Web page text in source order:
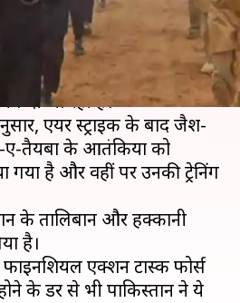
के बाद पाकिस्तानी आतंकवादियों
दी जा रही है।
एयर स्ट्राइक के बाद जैश-
तैयबा के आतंकियों को
गया है और वहीं पर उनकी ट्रेनिंग
के तालिबान और हक्कानी
है।
फाइनेंशियल एक्शन टास्क फोर्स
के डर से भी पाकिस्तान ने ये